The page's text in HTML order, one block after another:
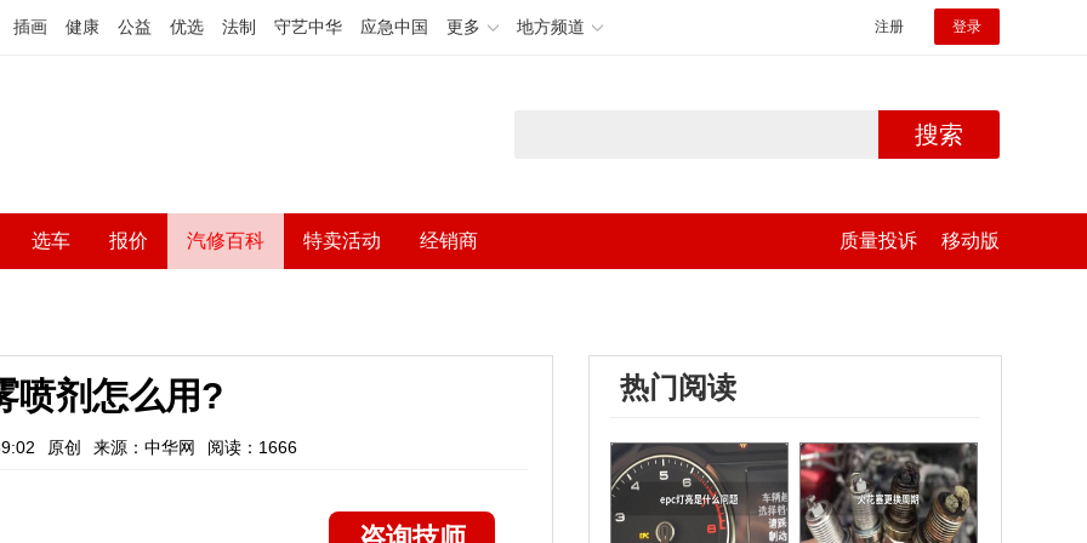
插画 健康 公益 优选 法制 守艺中华 应急中国 更多 地方频道 注册 登录
搜索
选车 报价 汽修百科 特卖活动 经销商 质量投诉 移动版
喷剂怎么用?
原创 来源：中华网 阅读：1666
热门阅读